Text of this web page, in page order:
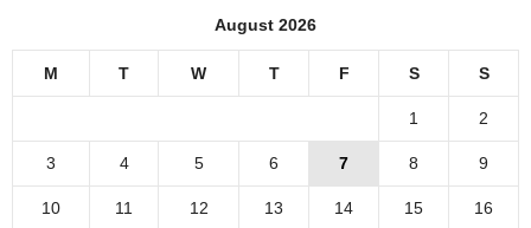
August 2026
M T W T F S S
1 2
3 4 5 6 7 8 9
10 11 12 13 14 15 16